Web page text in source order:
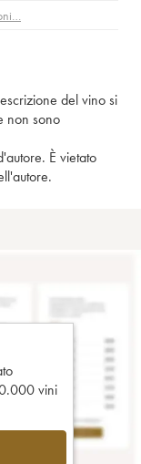
del vino si
non sono
È vietato
vini